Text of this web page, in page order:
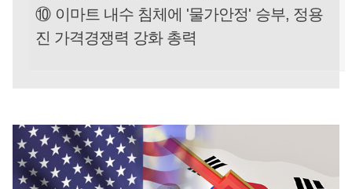
⑩ 이마트 내수 침체에 '물가안정' 승부, 정용
진 가격경쟁력 강화 총력